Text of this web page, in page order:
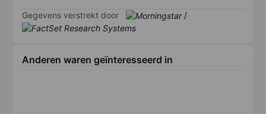
Gegevens verstrekt door /
Anderen waren geïnteresseerd in